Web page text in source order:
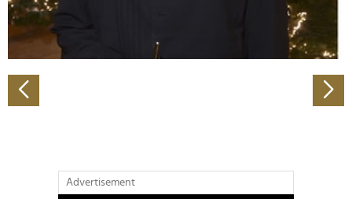
Partner führen diese Informationen möglicherweise mit
weiteren Daten zusammen, die Sie ihnen bereitgestellt
haben oder die sie im Rahmen Ihrer Nutzung der Dienste
gesammelt haben.
Advertisement